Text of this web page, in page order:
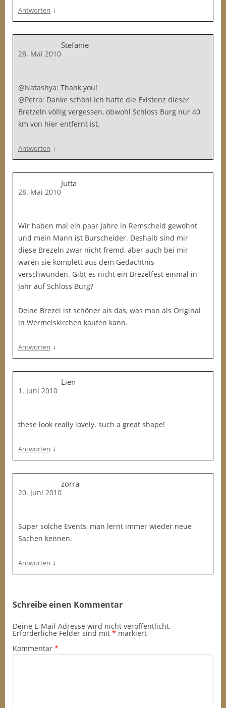
Antworten ↓
Stefanie
28. Mai 2010
@Natashya: Thank you!
@Petra: Danke schön! Ich hatte die Existenz dieser
Bretzeln völlig vergessen, obwohl Schloss Burg nur 40
km von hier entfernt ist.
Antworten ↓
Jutta
28. Mai 2010
Wir haben mal ein paar Jahre in Remscheid gewohnt
und mein Mann ist Burscheider. Deshalb sind mir
diese Brezeln zwar nicht fremd, aber auch bei mir
waren sie komplett aus dem Gedächtnis
verschwunden. Gibt es nicht ein Brezelfest einmal in
Jahr auf Schloss Burg?
Deine Brezel ist schöner als das, was man als Original
in Wermelskirchen kaufen kann.
Antworten ↓
Lien
1. Juni 2010
these look really lovely. such a great shape!
Antworten ↓
zorra
20. Juni 2010
Super solche Events, man lernt immer wieder neue
Sachen kennen.
Antworten ↓
Schreibe einen Kommentar
Deine E-Mail-Adresse wird nicht veröffentlicht.
Erforderliche Felder sind mit * markiert
Kommentar *